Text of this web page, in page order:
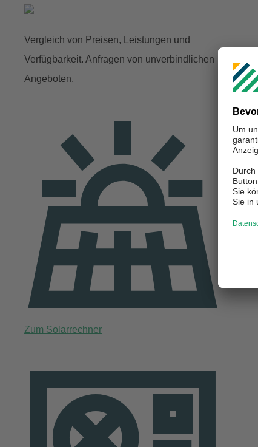
Vergleich von Preisen, Leistungen und
Verfügbarkeit. Anfragen von unverbindlichen
Angeboten.
Zum Solarrechner